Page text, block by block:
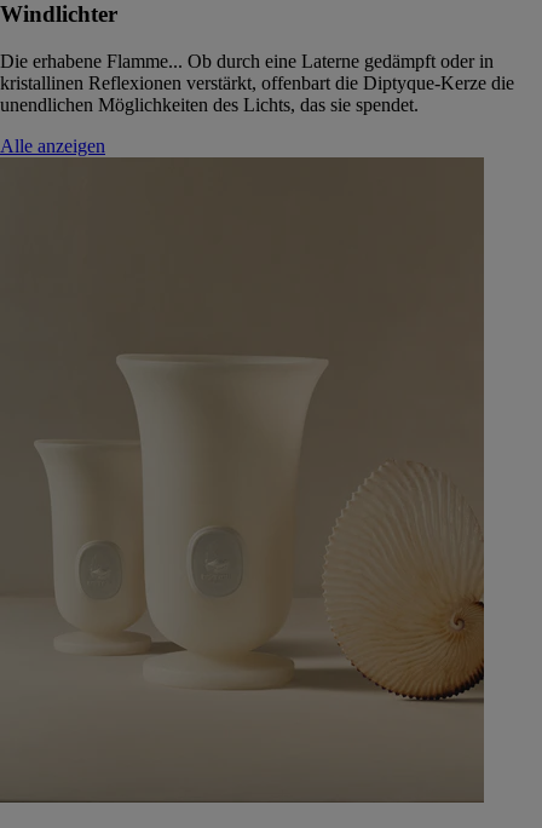
Windlichter
Die erhabene Flamme... Ob durch eine Laterne gedämpft oder in
kristallinen Reflexionen verstärkt, offenbart die Diptyque-Kerze die
unendlichen Möglichkeiten des Lichts, das sie spendet.
Alle anzeigen